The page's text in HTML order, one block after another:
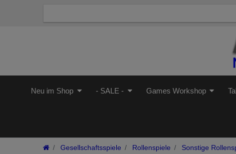
Neu im Shop - SALE - Games Workshop
Gesellschaftsspiele Rollenspiele Sonstige